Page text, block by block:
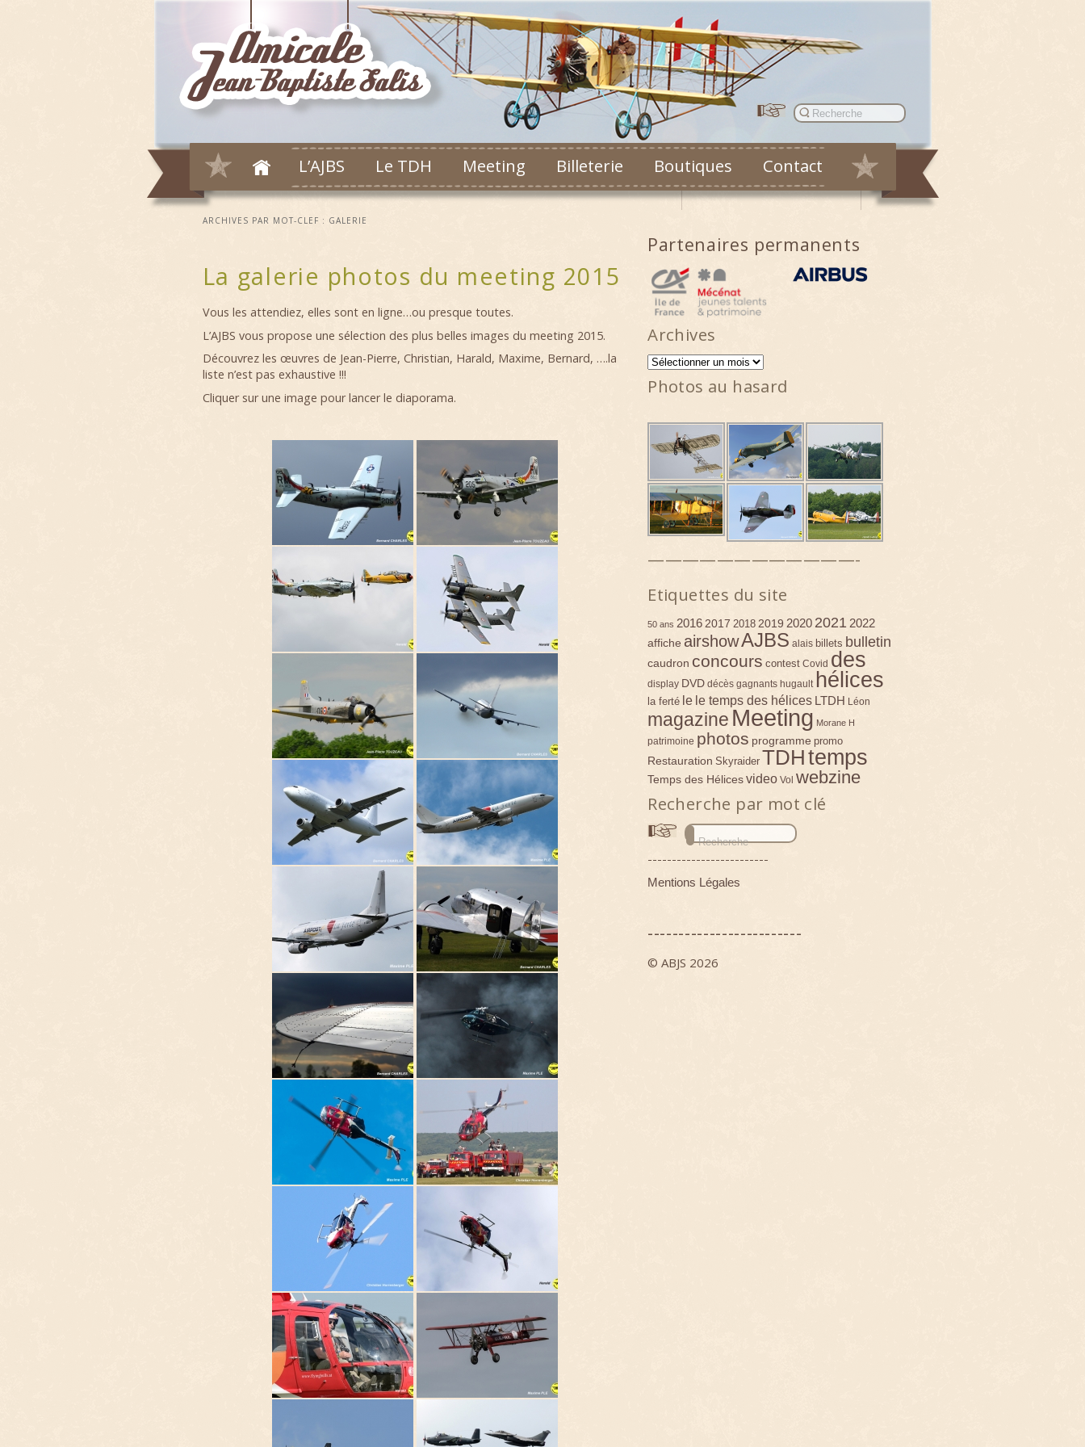
L’AJBS Le TDH Meeting Billeterie Boutiques Contact
ARCHIVES PAR MOT-CLEF : GALERIE
La galerie photos du meeting 2015
Vous les attendiez, elles sont en ligne…ou presque toutes.
L’AJBS vous propose une sélection des plus belles images du meeting 2015.
Découvrez les œuvres de Jean-Pierre, Christian, Harald, Maxime, Bernard, ….la
liste n’est pas exhaustive !!!
Cliquer sur une image pour lancer le diaporama.
Partenaires permanents
Archives
Archives
Photos au hasard
————————————-
Etiquettes du site
50 ans 2016 2017 2018 2019 2020 2021 2022
affiche airshowAJBS alais billets bulletin
caudron concours contest Covid des
display DVD décès gagnants hugault hélices
la ferté le le temps des hélices LTDH Léon
magazine Meeting Morane H
patrimoine photos programme promo
Restauration Skyraider TDHtemps
Temps des Hélicesvideo Vol webzine
Recherche par mot clé
-------------------------
Mentions Légales
-------------------------
© ABJS 2026